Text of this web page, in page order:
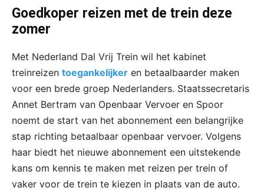
Goedkoper reizen met de trein deze
zomer
Met Nederland Dal Vrij Trein wil het kabinet
treinreizen toegankelijker en betaalbaarder maken
voor een brede groep Nederlanders. Staatssecretaris
Annet Bertram van Openbaar Vervoer en Spoor
noemt de start van het abonnement een belangrijke
stap richting betaalbaar openbaar vervoer. Volgens
haar biedt het nieuwe abonnement een uitstekende
kans om kennis te maken met reizen per trein of
vaker voor de trein te kiezen in plaats van de auto.